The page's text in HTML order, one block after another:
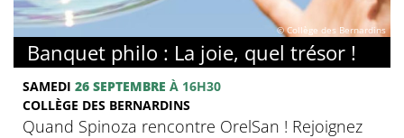
© Collège des Bernardins
Banquet philo : La joie, quel trésor !
SAMEDI 26 SEPTEMBRE À 16H30
COLLÈGE DES BERNARDINS
Quand Spinoza rencontre OrelSan ! Rejoignez